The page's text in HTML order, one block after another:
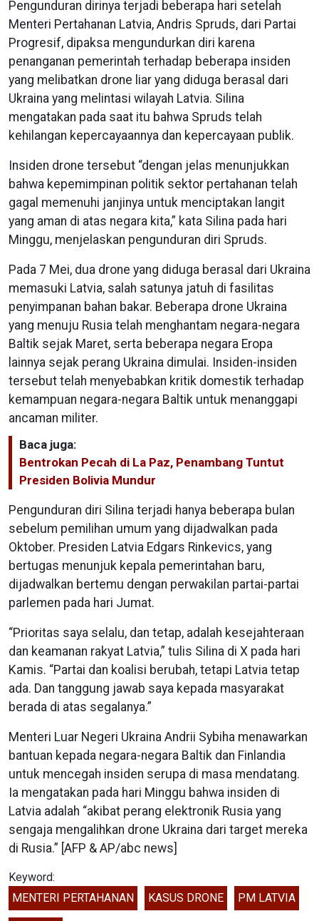
Pengunduran dirinya terjadi beberapa hari setelah
Menteri Pertahanan Latvia, Andris Spruds, dari Partai
Progresif, dipaksa mengundurkan diri karena
penanganan pemerintah terhadap beberapa insiden
yang melibatkan drone liar yang diduga berasal dari
Ukraina yang melintasi wilayah Latvia. Silina
mengatakan pada saat itu bahwa Spruds telah
kehilangan kepercayaannya dan kepercayaan publik.
Insiden drone tersebut “dengan jelas menunjukkan
bahwa kepemimpinan politik sektor pertahanan telah
gagal memenuhi janjinya untuk menciptakan langit
yang aman di atas negara kita,” kata Silina pada hari
Minggu, menjelaskan pengunduran diri Spruds.
Pada 7 Mei, dua drone yang diduga berasal dari Ukraina
memasuki Latvia, salah satunya jatuh di fasilitas
penyimpanan bahan bakar. Beberapa drone Ukraina
yang menuju Rusia telah menghantam negara-negara
Baltik sejak Maret, serta beberapa negara Eropa
lainnya sejak perang Ukraina dimulai. Insiden-insiden
tersebut telah menyebabkan kritik domestik terhadap
kemampuan negara-negara Baltik untuk menanggapi
ancaman militer.
Baca juga:
Bentrokan Pecah di La Paz, Penambang Tuntut
Presiden Bolivia Mundur
Pengunduran diri Silina terjadi hanya beberapa bulan
sebelum pemilihan umum yang dijadwalkan pada
Oktober. Presiden Latvia Edgars Rinkevics, yang
bertugas menunjuk kepala pemerintahan baru,
dijadwalkan bertemu dengan perwakilan partai-partai
parlemen pada hari Jumat.
“Prioritas saya selalu, dan tetap, adalah kesejahteraan
dan keamanan rakyat Latvia,” tulis Silina di X pada hari
Kamis. “Partai dan koalisi berubah, tetapi Latvia tetap
ada. Dan tanggung jawab saya kepada masyarakat
berada di atas segalanya.”
Menteri Luar Negeri Ukraina Andrii Sybiha menawarkan
bantuan kepada negara-negara Baltik dan Finlandia
untuk mencegah insiden serupa di masa mendatang.
Ia mengatakan pada hari Minggu bahwa insiden di
Latvia adalah “akibat perang elektronik Rusia yang
sengaja mengalihkan drone Ukraina dari target mereka
di Rusia.” [AFP & AP/abc news]
Keyword:
MENTERI PERTAHANAN
KASUS DRONE PM LATVIA